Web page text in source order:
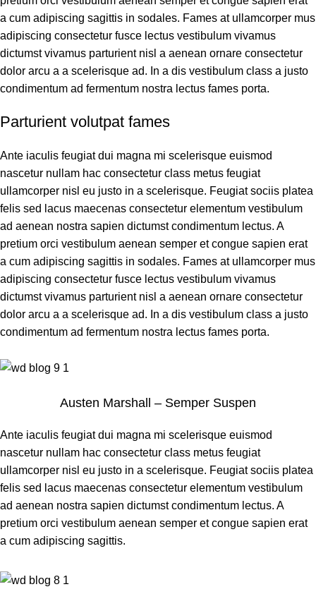
a cum adipiscing sagittis in sodales. Fames at ullamcorper mus
adipiscing consectetur fusce lectus vestibulum vivamus
dictumst vivamus parturient nisl a aenean ornare consectetur
dolor arcu a a scelerisque ad. In a dis vestibulum class a justo
condimentum ad fermentum nostra lectus fames porta.
Parturient volutpat fames
Ante iaculis feugiat dui magna mi scelerisque euismod
nascetur nullam hac consectetur class metus feugiat
ullamcorper nisl eu justo in a scelerisque. Feugiat sociis platea
felis sed lacus maecenas consectetur elementum vestibulum
ad aenean nostra sapien dictumst condimentum lectus. A
pretium orci vestibulum aenean semper et congue sapien erat
a cum adipiscing sagittis in sodales. Fames at ullamcorper mus
adipiscing consectetur fusce lectus vestibulum vivamus
dictumst vivamus parturient nisl a aenean ornare consectetur
dolor arcu a a scelerisque ad. In a dis vestibulum class a justo
condimentum ad fermentum nostra lectus fames porta.
Austen Marshall – Semper Suspen
Ante iaculis feugiat dui magna mi scelerisque euismod
nascetur nullam hac consectetur class metus feugiat
ullamcorper nisl eu justo in a scelerisque. Feugiat sociis platea
felis sed lacus maecenas consectetur elementum vestibulum
ad aenean nostra sapien dictumst condimentum lectus. A
pretium orci vestibulum aenean semper et congue sapien erat
a cum adipiscing sagittis.